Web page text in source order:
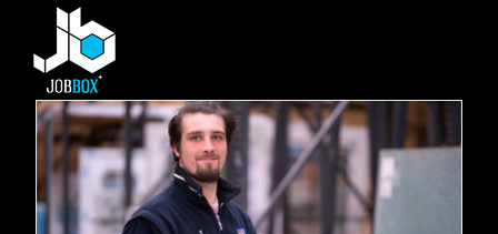
content
Open
mobile
menu
Close
mobile
menu